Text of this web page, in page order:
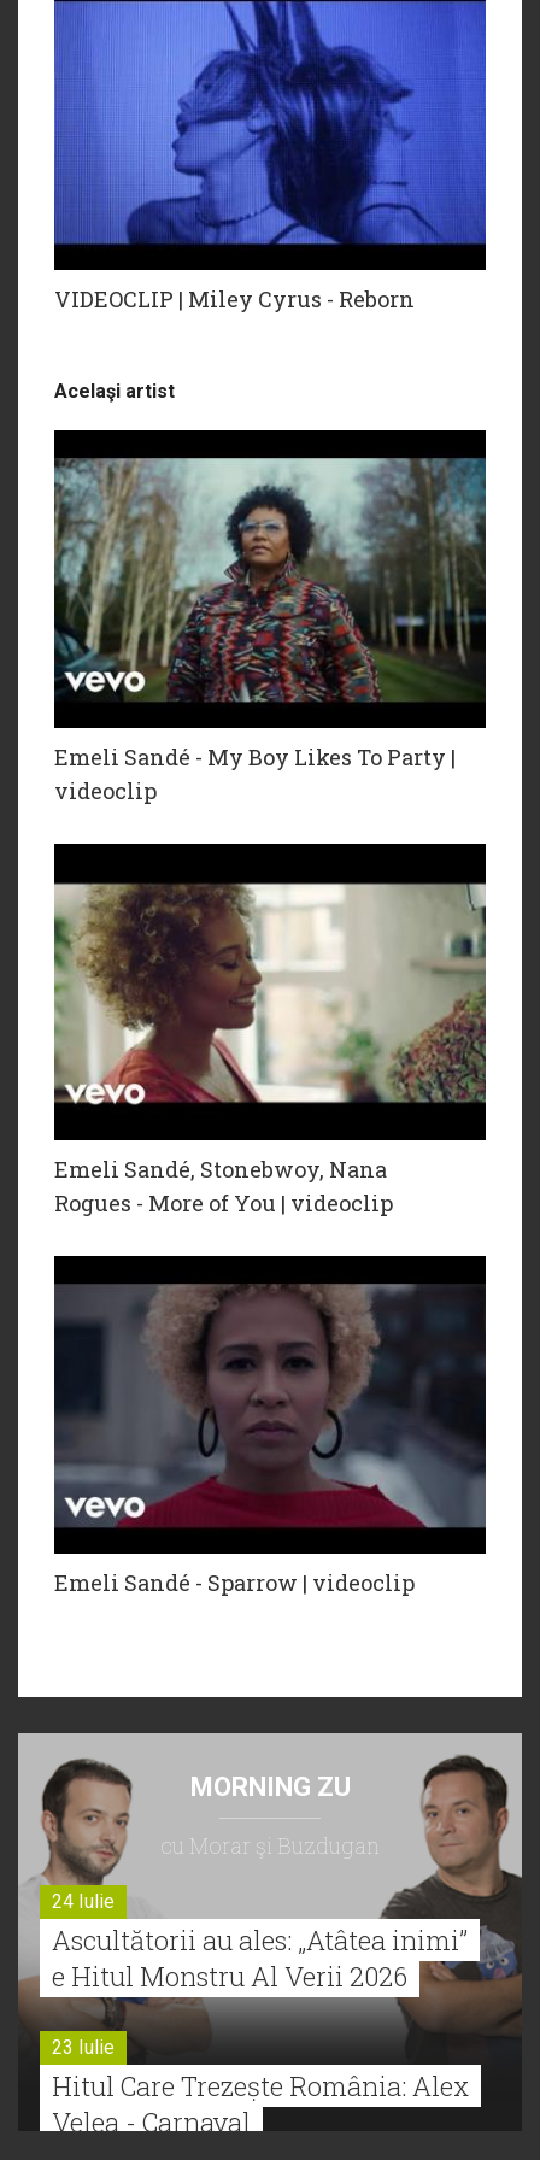
VIDEOCLIP | Miley Cyrus - Reborn
Acelaşi artist
Emeli Sandé - My Boy Likes To Party |
videoclip
Emeli Sandé, Stonebwoy, Nana
Rogues - More of You | videoclip
Emeli Sandé - Sparrow | videoclip
MORNING ZU
cu Morar şi Buzdugan
24 Iulie
Ascultătorii au ales: „Atâtea inimi”
e Hitul Monstru Al Verii 2026
23 Iulie
Hitul Care Trezește România: Alex
Velea - Carnaval